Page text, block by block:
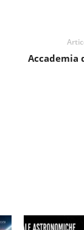
Accademia